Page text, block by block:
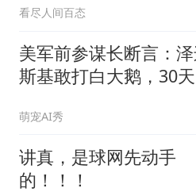
看尽人间百态
美军前参谋长断言：
斯基敢打白大鹅，30天
萌宠AI秀
讲真，是球网先动手
的！！！